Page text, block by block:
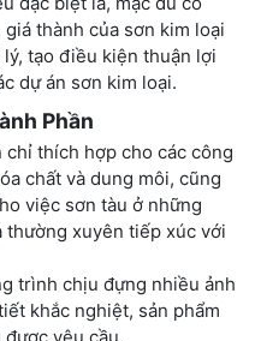
thành của sơn kim loại
tạo điều kiện thuận lợi
dự án sơn kim loại.
Phần
chỉ thích hợp cho các công
chất và dung môi, cũng
việc sơn tàu ở những
thường xuyên tiếp xúc với
trình chịu đựng nhiều ảnh
khắc nghiệt, sản phẩm